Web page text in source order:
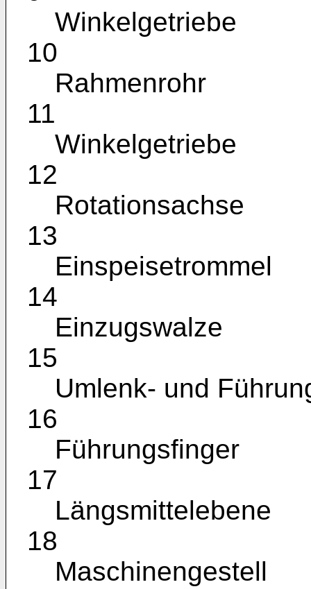
Winkelgetriebe
10
Rahmenrohr
11
Winkelgetriebe
12
Rotationsachse
13
Einspeisetrommel
14
Einzugswalze
15
Umlenk- und
16
Führungsfinger
17
Längsmittelebene
18
Maschinengestell